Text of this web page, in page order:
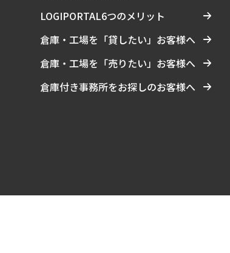
LOGIPORTAL6つのメリット
倉庫・工場を「貸したい」お客様へ
倉庫・工場を「売りたい」お客様へ
倉庫付き事務所をお探しのお客様へ